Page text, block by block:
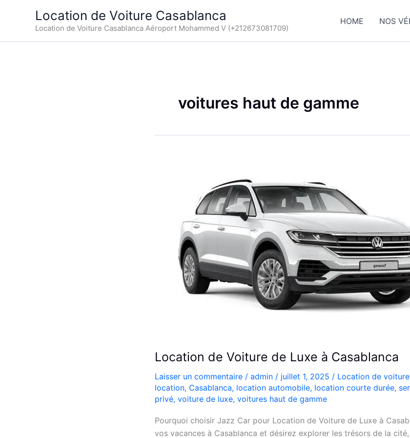
Location de Voiture Casablanca
Location de Voiture Casablanca Aéroport Mohammed V (+212673081709)
HOME NOS
voitures haut de gamme
Location de Voiture de Luxe à Casablanca
Laisser un commentaire / admin / juillet 1, 2025 / Location de
location, Casablanca, location automobile, location courte durée,
privé, voiture de luxe, voitures haut de gamme
Pourquoi choisir Jazz Car pour Location de Voiture de Luxe à
vos vacances à Casablanca et désirez explorer les trésors de la